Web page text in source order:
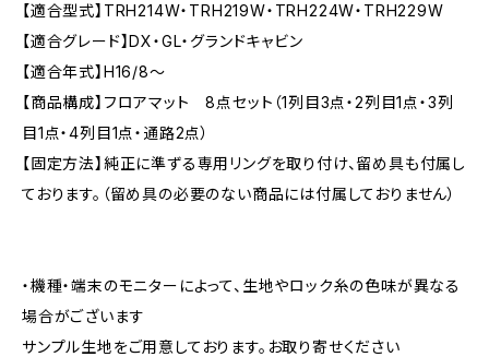
【適合型式】TRH214W・TRH219W・TRH224W・TRH229W
【適合グレード】DX・GL・グランドキャビン
【適合年式】H16/8〜
【商品構成】フロアマット 8点セット（1列目3点・2列目1点・3列
目1点・4列目1点・通路2点）
【固定方法】純正に準ずる専用リングを取り付け、留め具も付属し
ております。（留め具の必要のない商品には付属しておりません）
・機種・端末のモニターによって、生地やロック糸の色味が異なる
場合がございます
サンプル生地をご用意しております。お取り寄せください